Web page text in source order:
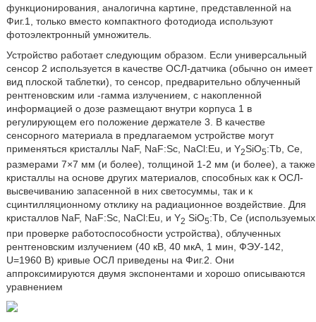
функционирования, аналогична картине, представленной на
Фиг.1, только вместо компактного фотодиода используют
фотоэлектронный умножитель.
Устройство работает следующим образом. Если универсальный
сенсор 2 используется в качестве ОСЛ-датчика (обычно он имеет
вид плоской таблетки), то сенсор, предварительно облученный
рентгеновским или -гамма излучением, с накопленной
информацией о дозе размещают внутри корпуса 1 в
регулирующем его положение держателе 3. В качестве
сенсорного материала в предлагаемом устройстве могут
применяться кристаллы NaF, NaF:Sc, NaCl:Eu, и Y2SiO5:Tb, Ce,
размерами 7×7 мм (и более), толщиной 1-2 мм (и более), а также
кристаллы на основе других материалов, способных как к ОСЛ-
высвечиванию запасенной в них светосуммы, так и к
сцинтилляционному отклику на радиационное воздействие. Для
кристаллов NaF, NaF:Sc, NaCl:Eu, и Y2 SiO5:Tb, Ce (используемых
при проверке работоспособности устройства), облученных
рентгеновским излучением (40 кВ, 40 мкА, 1 мин, ФЭУ-142,
U=1960 В) кривые ОСЛ приведены на Фиг.2. Они
аппроксимируются двумя экспонентами и хорошо описываются
уравнением